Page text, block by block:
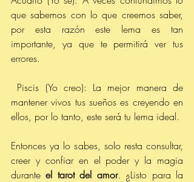
que sabemos con lo que creemos saber,
por esta razón este lema es tan
importante, ya que te permitirá ver tus
errores.
mantener vivos tus sueños es creyendo en
ellos, por lo tanto, este será tu lema ideal.
Entonces ya lo sabes, solo resta consultar,
creer y confiar en el poder y la magia
durante el tarot del amor. ¿Listo para la